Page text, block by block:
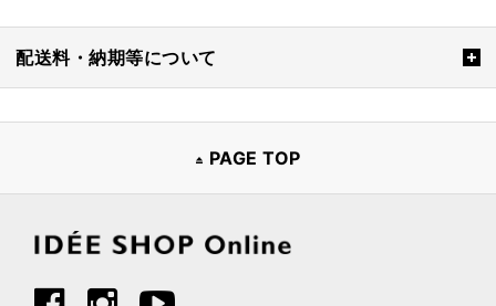
配送料・納期等について
PAGE TOP